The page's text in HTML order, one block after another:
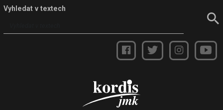
Vyhledat v textech